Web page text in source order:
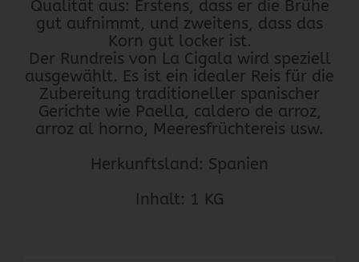
Qualität aus: Erstens, dass er die Brühe
gut aufnimmt, und zweitens, dass das
Korn gut locker ist.
Der Rundreis von La Cigala wird speziell
ausgewählt. Es ist ein idealer Reis für die
Zubereitung traditioneller spanischer
Gerichte wie Paella, caldero de arroz,
arroz al horno, Meeresfrüchtereis usw.
Herkunftsland: Spanien
Inhalt: 1 KG